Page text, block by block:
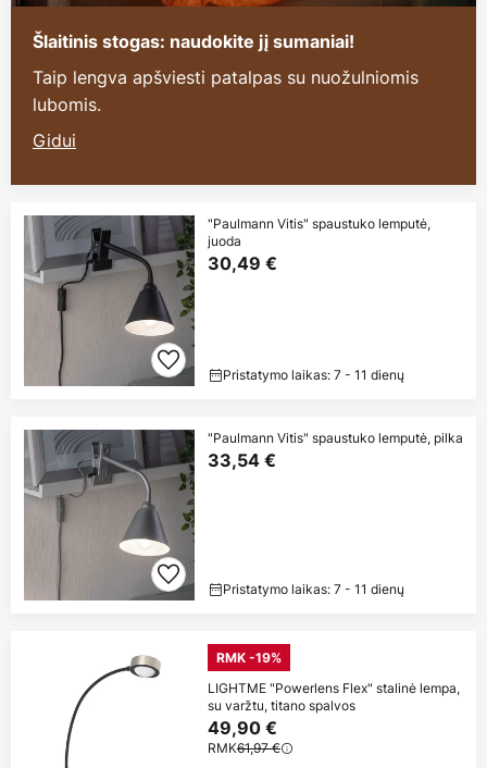
Šlaitinis stogas: naudokite jį sumaniai!
Taip lengva apšviesti patalpas su nuožulniomis
lubomis.
Gidui
"Paulmann Vitis" spaustuko lemputė,
juoda
30,49 €
Pristatymo laikas: 7 - 11 dienų
"Paulmann Vitis" spaustuko lemputė, pilka
33,54 €
Pristatymo laikas: 7 - 11 dienų
RMK -19%
LIGHTME "Powerlens Flex" stalinė lempa,
su varžtu, titano spalvos
49,90 €
RMK61,97 €